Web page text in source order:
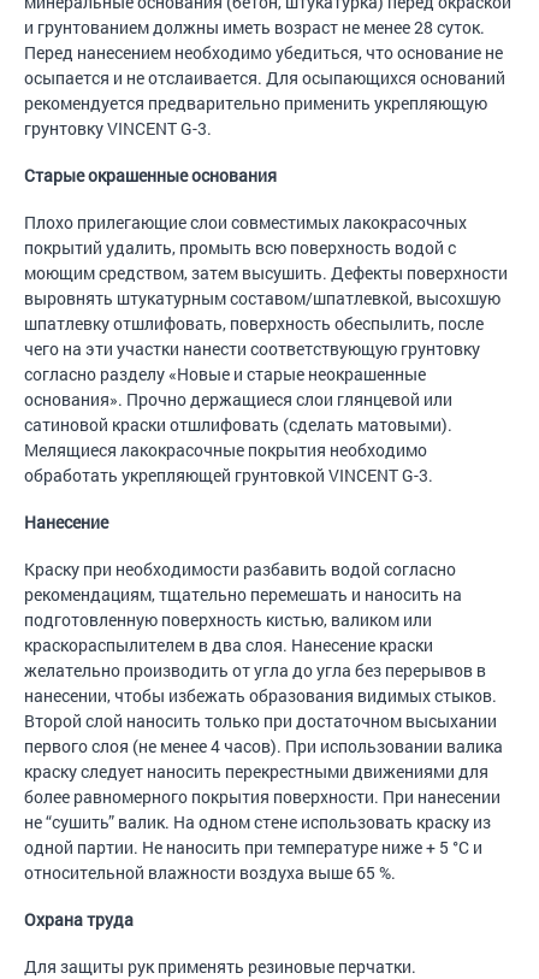
и грунтованием должны иметь возраст не менее 28 суток.
Перед нанесением необходимо убедиться, что основание не
осыпается и не отслаивается. Для осыпающихся оснований
рекомендуется предварительно применить укрепляющую
грунтовку VINCENT G-3.
Старые окрашенные основания
Плохо прилегающие слои совместимых лакокрасочных
покрытий удалить, промыть всю поверхность водой с
моющим средством, затем высушить. Дефекты поверхности
выровнять штукатурным составом/шпатлевкой, высохшую
шпатлевку отшлифовать, поверхность обеспылить, после
чего на эти участки нанести соответствующую грунтовку
согласно разделу «Новые и старые неокрашенные
основания». Прочно держащиеся слои глянцевой или
сатиновой краски отшлифовать (сделать матовыми).
Мелящиеся лакокрасочные покрытия необходимо
обработать укрепляющей грунтовкой VINCENT G-3.
Нанесение
Краску при необходимости разбавить водой согласно
рекомендациям, тщательно перемешать и наносить на
подготовленную поверхность кистью, валиком или
краскораспылителем в два слоя. Нанесение краски
желательно производить от угла до угла без перерывов в
нанесении, чтобы избежать образования видимых стыков.
Второй слой наносить только при достаточном высыхании
первого слоя (не менее 4 часов). При использовании валика
краску следует наносить перекрестными движениями для
более равномерного покрытия поверхности. При нанесении
не “сушить” валик. На одном стене использовать краску из
одной партии. Не наносить при температуре ниже + 5 °С и
относительной влажности воздуха выше 65 %.
Охрана труда
Для защиты рук применять резиновые перчатки.